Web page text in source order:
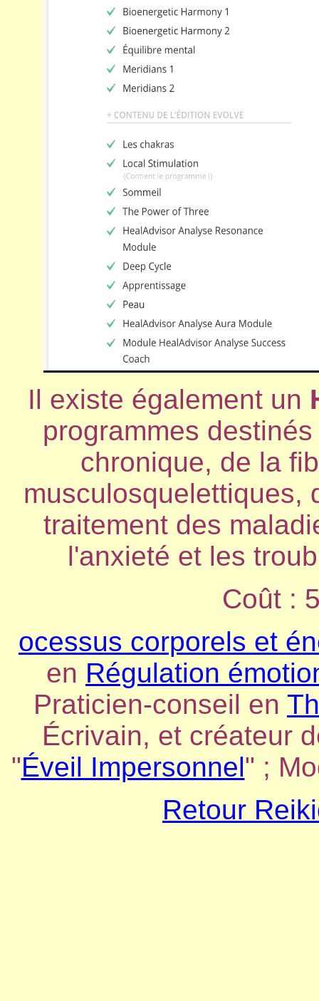
Il existe également un
programmes
chronique, de la
musculosquelettiques,
traitement des
l'anxieté et les
Coût :
ocessus corporels et
en Régulation
Praticien-conseil en
Écrivain, et créateur
"Éveil Impersonnel" ;
Retour